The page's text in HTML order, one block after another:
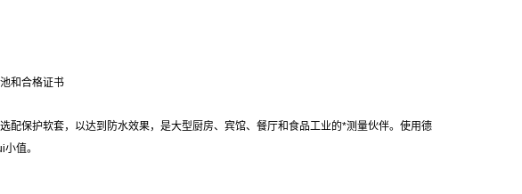
和合格证书
配保护软套，以达到防水效果，是大型厨房、宾馆、餐厅和食品工业的*测量伙伴。使用德
值。